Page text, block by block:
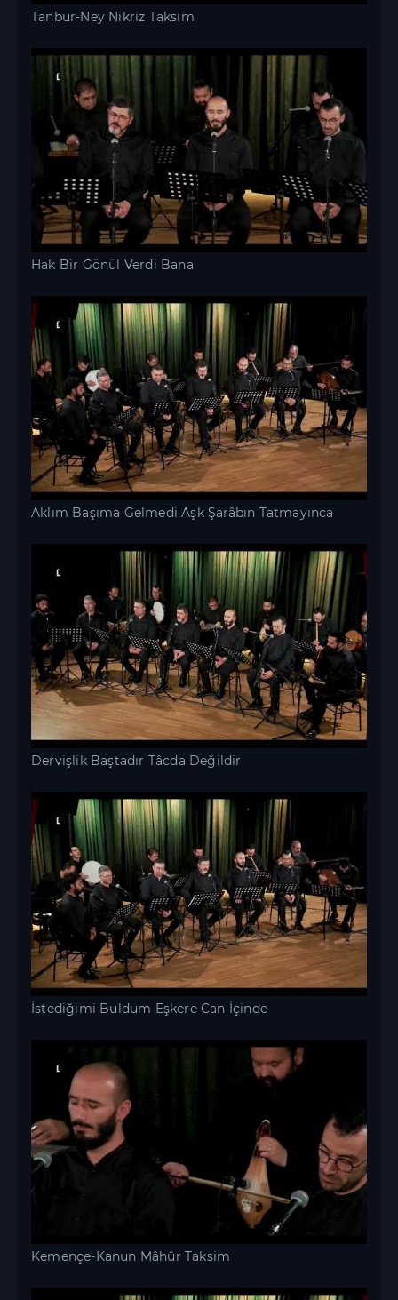
Tanbur-Ney Nikriz Taksim
Hak Bir Gönül Verdi Bana
Aklım Başıma Gelmedi Aşk Şarâbın Tatmayınca
Dervişlik Baştadır Tâcda Değildir
İstediğimi Buldum Eşkere Can İçinde
Kemençe-Kanun Mâhûr Taksim